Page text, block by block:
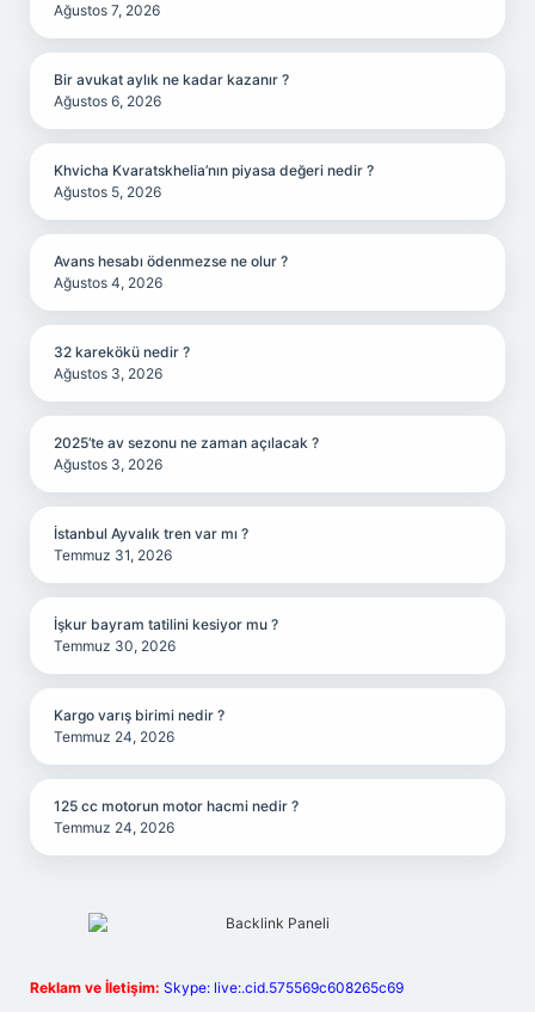
Ağustos 7, 2026
Bir avukat aylık ne kadar kazanır ?
Ağustos 6, 2026
Khvicha Kvaratskhelia’nın piyasa değeri nedir ?
Ağustos 5, 2026
Avans hesabı ödenmezse ne olur ?
Ağustos 4, 2026
32 karekökü nedir ?
Ağustos 3, 2026
2025’te av sezonu ne zaman açılacak ?
Ağustos 3, 2026
İstanbul Ayvalık tren var mı ?
Temmuz 31, 2026
İşkur bayram tatilini kesiyor mu ?
Temmuz 30, 2026
Kargo varış birimi nedir ?
Temmuz 24, 2026
125 cc motorun motor hacmi nedir ?
Temmuz 24, 2026
Reklam ve İletişim: Skype: live:.cid.575569c608265c69